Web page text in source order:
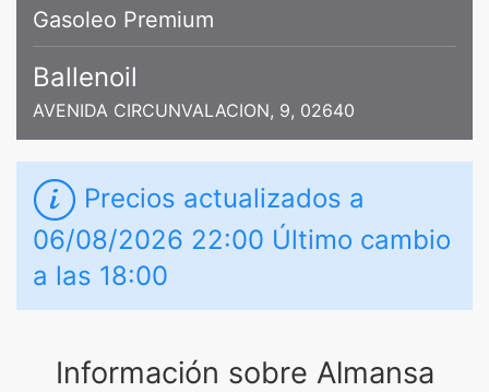
Gasoleo Premium
Ballenoil
AVENIDA CIRCUNVALACION, 9, 02640
Precios actualizados a
06/08/2026 22:00 Último cambio
a las 18:00
Información sobre Almansa